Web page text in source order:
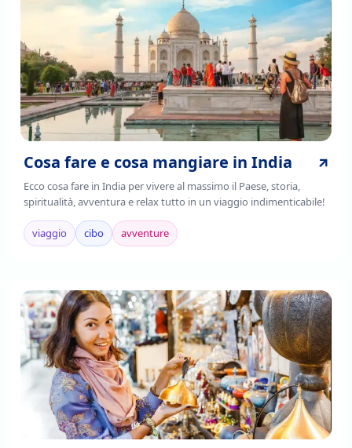
Cosa fare e cosa mangiare in India
Ecco cosa fare in India per vivere al massimo il Paese, storia,
spiritualità, avventura e relax tutto in un viaggio indimenticabile!
viaggio cibo avventure